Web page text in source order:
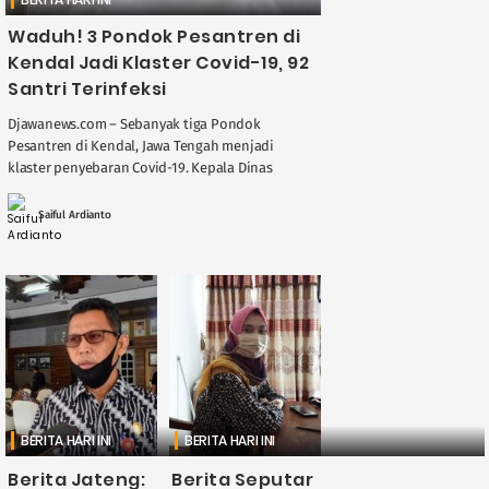
Waduh! 3 Pondok Pesantren di
Kendal Jadi Klaster Covid-19, 92
Santri Terinfeksi
Djawanews.com – Sebanyak tiga Pondok
Pesantren di Kendal, Jawa Tengah menjadi
klaster penyebaran Covid-19. Kepala Dinas
Kesehatan Kabupaten Kendal Ferinando Rad
Bonay mengatakan, ketiga ponpes tersebut yaitu
....
Saiful Ardianto
BERITA HARI INI
Berita Jateng:
BERITA HARI INI
Berita Seputar